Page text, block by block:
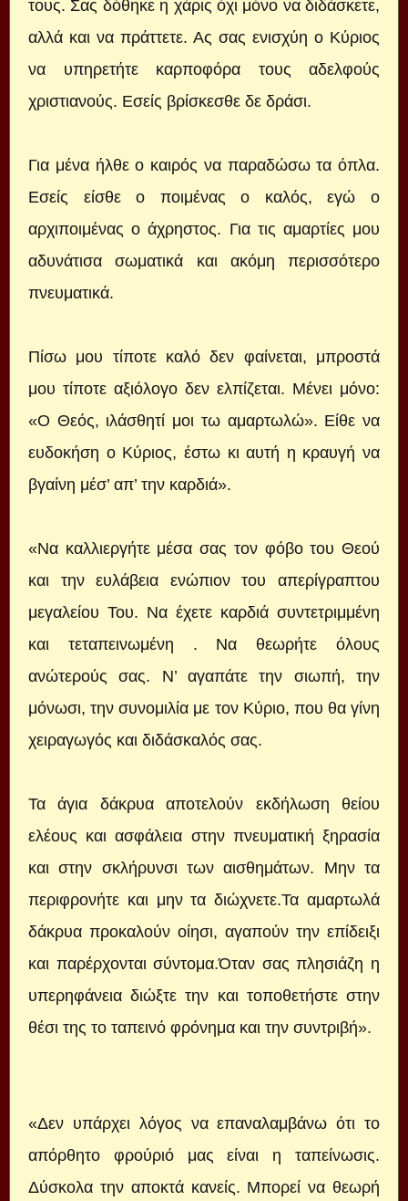
τους. Σας δόθηκε η χάρις όχι μόνο να διδάσκετε,
αλλά και να πράττετε. Ας σας ενισχύη ο Κύριος
να υπηρετήτε καρποφόρα τους αδελφούς
χριστιανούς. Εσείς βρίσκεσθε δε δράσι.
Για μένα ήλθε ο καιρός να παραδώσω τα όπλα.
Εσείς είσθε ο ποιμένας ο καλός, εγώ ο
αρχιποιμένας ο άχρηστος. Για τις αμαρτίες μου
αδυνάτισα σωματικά και ακόμη περισσότερο
πνευματικά.
Πίσω μου τίποτε καλό δεν φαίνεται, μπροστά
μου τίποτε αξιόλογο δεν ελπίζεται. Μένει μόνο:
«Ο Θεός, ιλάσθητί μοι τω αμαρτωλώ». Είθε να
ευδοκήση ο Κύριος, έστω κι αυτή η κραυγή να
βγαίνη μέσ’ απ’ την καρδιά».
«Να καλλιεργήτε μέσα σας τον φόβο του Θεού
και την ευλάβεια ενώπιον του απερίγραπτου
μεγαλείου Του. Να έχετε καρδιά συντετριμμένη
και τεταπεινωμένη . Να θεωρήτε όλους
ανώτερούς σας. Ν’ αγαπάτε την σιωπή, την
μόνωσι, την συνομιλία με τον Κύριο, που θα γίνη
χειραγωγός και διδάσκαλός σας.
Τα άγια δάκρυα αποτελούν εκδήλωση θείου
ελέους και ασφάλεια στην πνευματική ξηρασία
και στην σκλήρυνσι των αισθημάτων. Μην τα
περιφρονήτε και μην τα διώχνετε.Τα αμαρτωλά
δάκρυα προκαλούν οίησι, αγαπούν την επίδειξι
και παρέρχονται σύντομα.Όταν σας πλησιάζη η
υπερηφάνεια διώξτε την και τοποθετήστε στην
θέσι της το ταπεινό φρόνημα και την συντριβή».
«Δεν υπάρχει λόγος να επαναλαμβάνω ότι το
απόρθητο φρούριό μας είναι η ταπείνωσις.
Δύσκολα την αποκτά κανείς. Μπορεί να θεωρή